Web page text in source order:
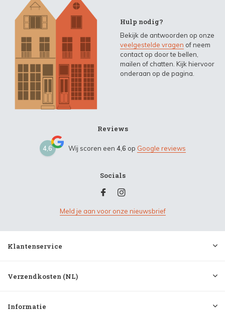
Hulp nodig?
Bekijk de antwoorden op onze
veelgestelde vragen of neem
contact op door te bellen,
mailen of chatten. Kijk hiervoor
onderaan op de pagina.
Reviews
4,6 Wij scoren een 4,6 op Google reviews
Socials
Meld je aan voor onze nieuwsbrief
Klantenservice
Verzendkosten (NL)
Informatie